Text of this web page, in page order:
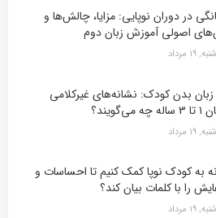
در دوران نوپایی: مزایا، چالش‌ها و
اصولی آموزش زبان دوم
۱۹ مرداد
بدن کودک: نشانه‌های غیرکلامی
۱۹ مرداد
به کودک نوپا کمک کنیم تا احساسات و
را با کلمات بیان کند؟
۱۹ مرداد